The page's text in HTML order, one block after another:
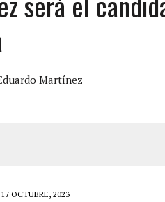
DE CALLE Y MURIÓ A MANOS DE
EN EL CENTRO DE CARACAS CON MÁS DE
EN MONAGAS: HALLARON EL CUERPO
Martínez
17 OCTUBRE, 2023